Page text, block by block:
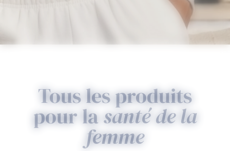
Tous les produits
pour lasanté de la
femme